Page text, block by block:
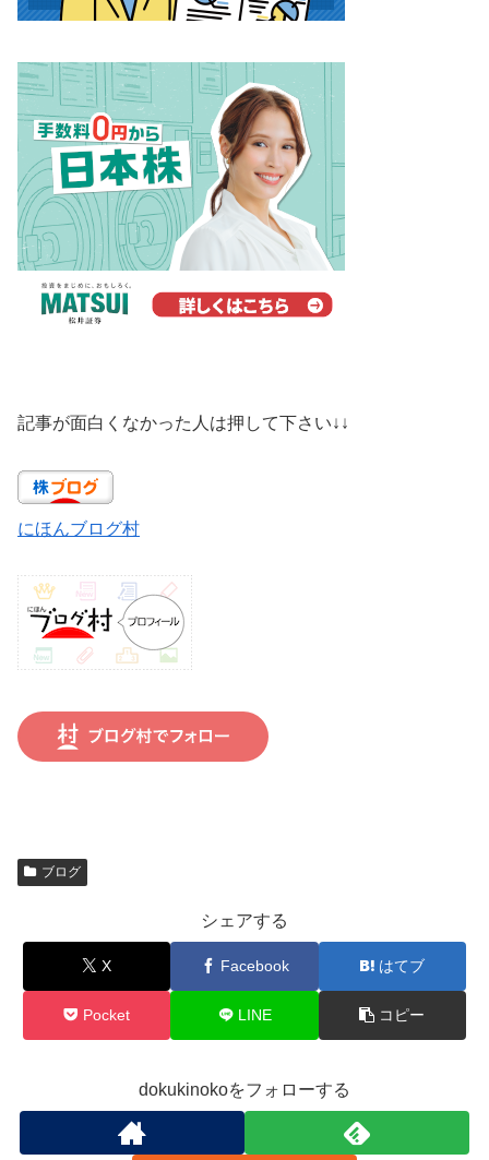
記事が面白くなかった人は押して下さい↓↓
にほんブログ村
ブログ
シェアする
X Facebook はてブ
Pocket LINE コピー
dokukinokoをフォローする